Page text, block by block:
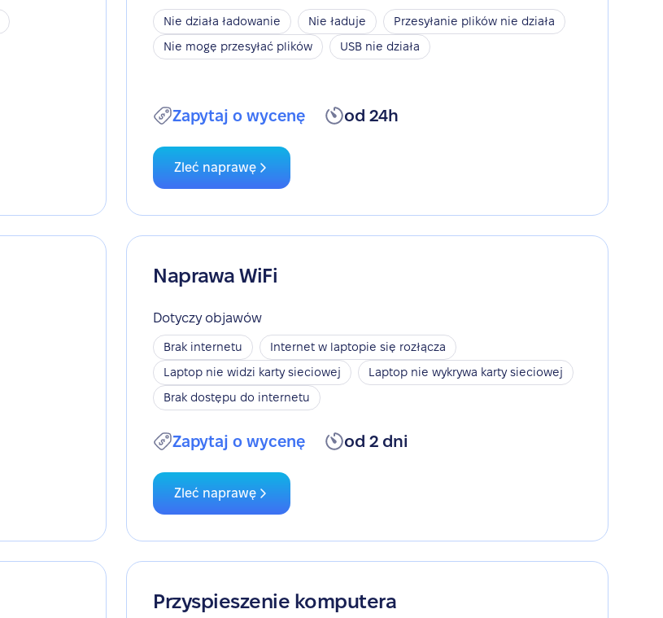
Nie działa ładowanie Nie ładuje
Przesyłanie plików nie działa
Nie mogę przesyłać plików
USB nie działa
Zapytaj o wycenę od 24h
Zleć naprawę
Naprawa WiFi
Dotyczy objawów
Brak internetu
Internet w laptopie się rozłącza
Laptop nie widzi karty sieciowej
Laptop nie wykrywa karty sieciowej
Brak dostępu do internetu
Zapytaj o wycenę od 2 dni
Zleć naprawę
Przyspieszenie komputera